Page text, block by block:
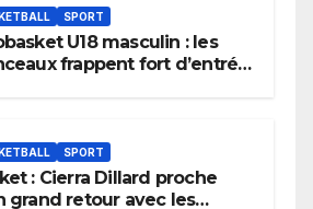
SPORT
U18 masculin : les
frappent fort d’entrée
SPORT
: Cierra Dillard proche
grand retour avec les